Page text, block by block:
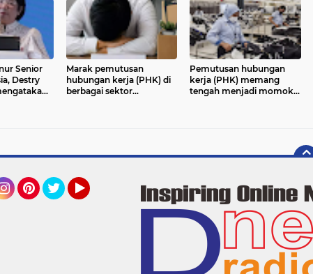
Rakyat (KUR) hingga 12
Juli 2026
Senior
Destry
Marak pemutusan
hubungan kerja (PHK) di
berbagai sektor
Pemutusan hubungan
kerja (PHK) memang
tengah menjadi momok